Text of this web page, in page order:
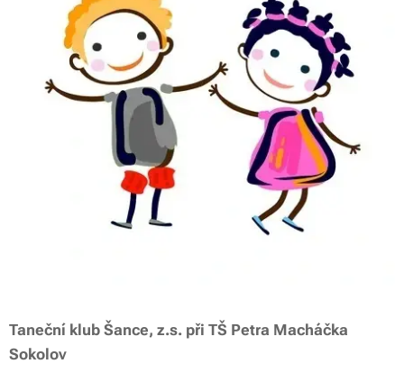
Taneční klub Šance, z.s. při TŠ Petra Macháčka
Sokolov